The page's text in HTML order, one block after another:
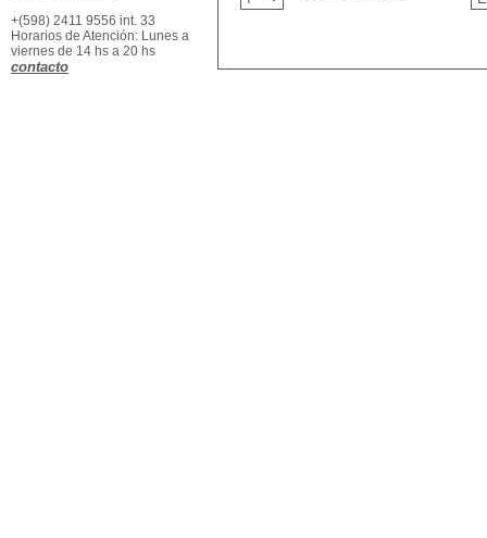
+(598) 2411 9556 int. 33
Horarios de Atención: Lunes a
viernes de 14 hs a 20 hs
contacto